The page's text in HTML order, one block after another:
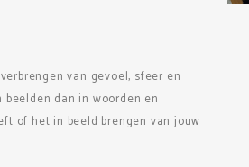
van gevoel, sfeer en
dan in woorden en
of het in beeld brengen van jouw